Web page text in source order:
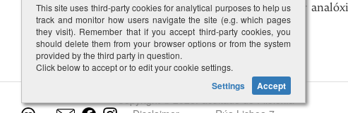
10 Nótese a variación de teor
652.9.
Copyright © 2026Facultade de Filoloxía
This site uses third-party cookies for analytical purposes to help us
track and monitor how users navigate the site (e.g. which pages
they visit). Remember that if you accept third-party cookies, you
should delete them from your browser options or from the system
provided by the third party in question.
Click below to accept or to edit your cookie settings.
Settings Accept